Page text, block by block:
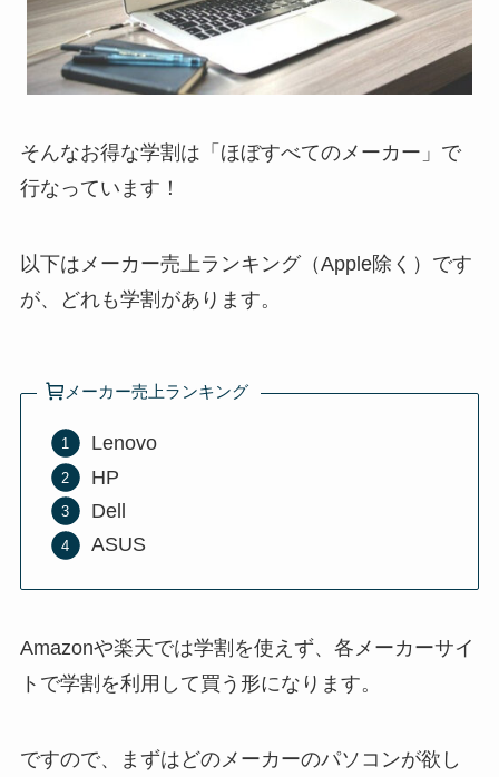
そんなお得な学割は「 ほぼすべてのメーカー 」で
行なっています！
以下はメーカー売上ランキング（Apple除く）です
が、どれも学割があります。
メーカー売上ランキング
Lenovo
HP
Dell
ASUS
Amazonや楽天では学割を使えず、各メーカーサイ
トで学割を利用して買う形になります。
ですので、まずはどのメーカーのパソコンが欲し